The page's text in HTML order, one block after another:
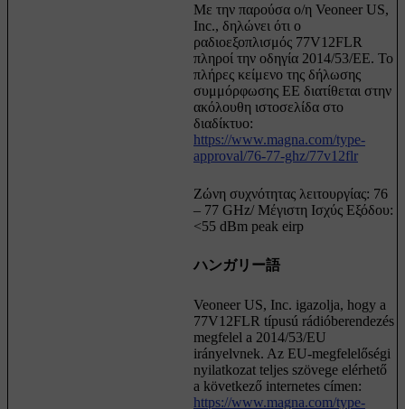
Με την παρούσα ο/η Veoneer US,
Inc., δηλώνει ότι ο
ραδιοεξοπλισμός 77V12FLR
πληροί την οδηγία 2014/53/ΕE. Το
πλήρες κείμενο της δήλωσης
συμμόρφωσης ΕΕ διατίθεται στην
ακόλουθη ιστοσελίδα στο
διαδίκτυο:
https://www.magna.com/type-
approval/76-77-ghz/77v12flr
Ζώνη συχνότητας λειτουργίας: 76
– 77 GHz/ Μέγιστη Ισχύς Εξόδου:
<55 dBm peak eirp
ハンガリー語
Veoneer US, Inc. igazolja, hogy a
77V12FLR típusú rádióberendezés
megfelel a 2014/53/EU
irányelvnek. Az EU-megfelelőségi
nyilatkozat teljes szövege elérhető
a következő internetes címen:
https://www.magna.com/type-